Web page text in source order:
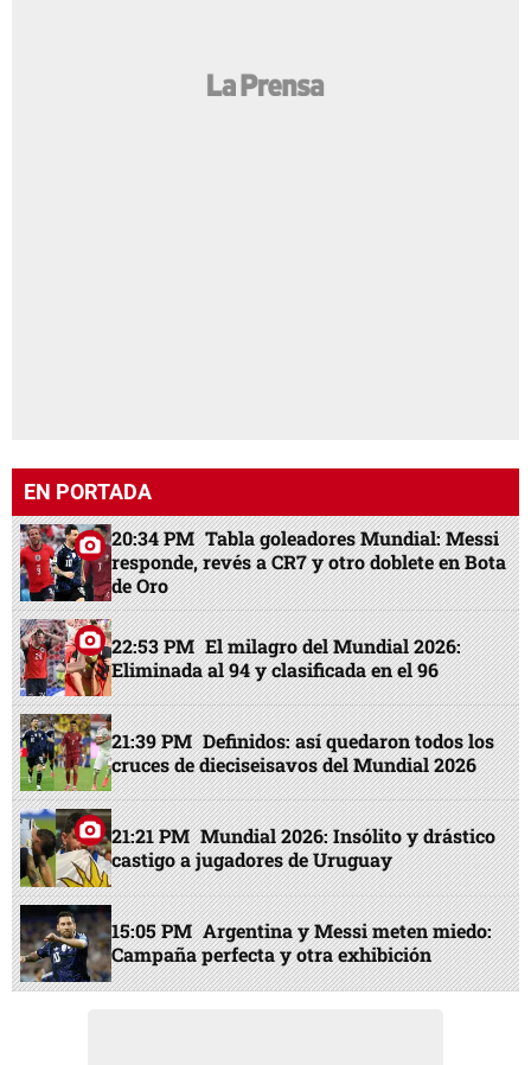
EN PORTADA
20:34 PM Tabla goleadores Mundial: Messi
responde, revés a CR7 y otro doblete en Bota
de Oro
22:53 PM El milagro del Mundial 2026:
Eliminada al 94 y clasificada en el 96
21:39 PM Definidos: así quedaron todos los
cruces de dieciseisavos del Mundial 2026
21:21 PM Mundial 2026: Insólito y drástico
castigo a jugadores de Uruguay
15:05 PM Argentina y Messi meten miedo:
Campaña perfecta y otra exhibición